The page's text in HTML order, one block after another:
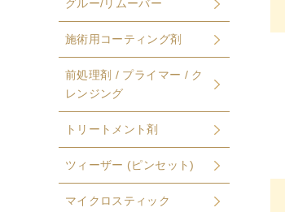
グルー/リムーバー
施術用コーティング剤
前処理剤 / プライマー / ク
レンジング
トリートメント剤
ツィーザー (ピンセット)
マイクロスティック